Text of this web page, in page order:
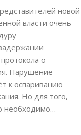
новой
власти очень
о
Нарушение
к оспариванию
Но для того,
необходимо…